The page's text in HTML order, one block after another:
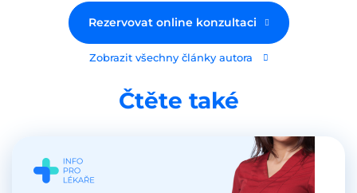
Rezervovat online konzultaci
Zobrazit všechny články autora
Čtěte také